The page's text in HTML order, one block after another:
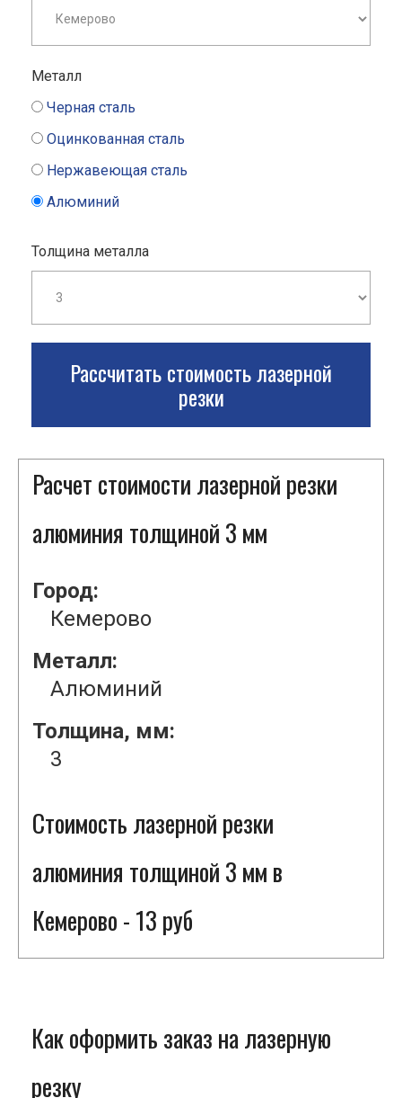
Металл
Черная сталь
Оцинкованная сталь
Нержавеющая сталь
Алюминий
Толщина металла
Рассчитать стоимость лазерной
резки
Расчет стоимости лазерной резки
алюминия толщиной 3 мм
Город:
Кемерово
Металл:
Алюминий
Толщина, мм:
3
Стоимость лазерной резки
алюминия толщиной 3 мм в
Кемерово - 13 руб
Как оформить заказ на лазерную
резку